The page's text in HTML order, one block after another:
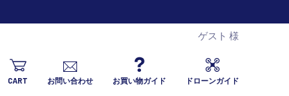
ゲスト 様
CART お問い合わせ お買い物ガイド ドローンガイド